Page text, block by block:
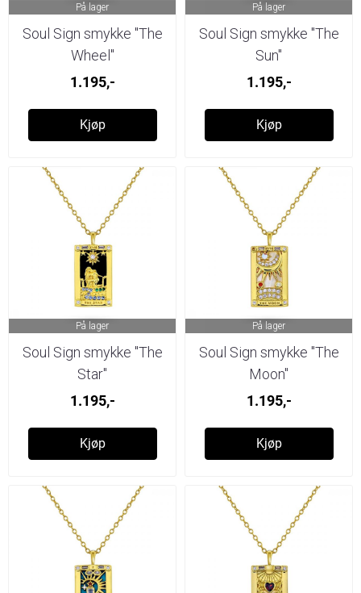
På lager
Soul Sign smykke "The
Wheel"
1.195,-
Kjøp
På lager
Soul Sign smykke "The
Sun"
1.195,-
Kjøp
På lager
Soul Sign smykke "The
Star"
1.195,-
Kjøp
På lager
Soul Sign smykke "The
Moon"
1.195,-
Kjøp